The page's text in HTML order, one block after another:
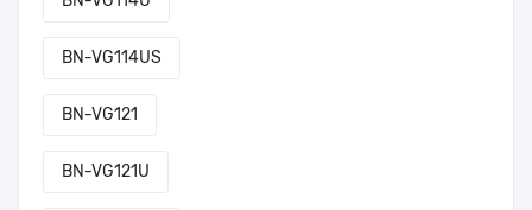
BN-VG114US
BN-VG121
BN-VG121U